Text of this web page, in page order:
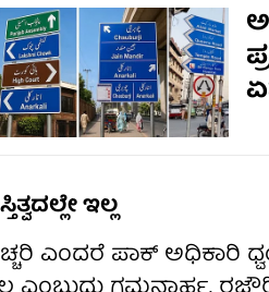
ಇಲ್ಲ
ಎಂದರೆ ಪಾಕ್ ಅಧಿಕಾರಿ